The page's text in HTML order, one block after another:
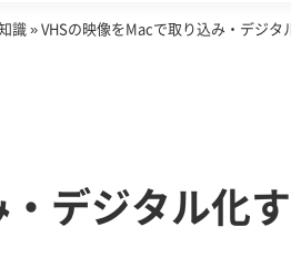
識»VHSの映像をMacで取り込み・デジタ
デジタル化す